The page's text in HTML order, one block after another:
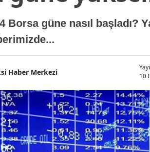
Borsa güne nasıl başladı?
Haber Merkezi
10